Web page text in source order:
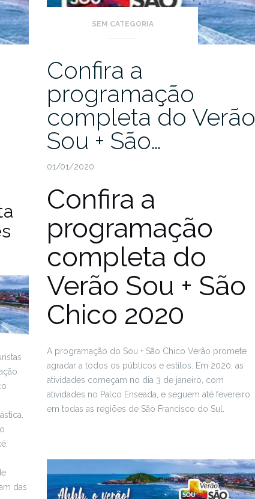
das
SEM CATEGORIA
Confira a
programação
completa do Verão
Sou + São…
01/01/2020
Confira a
programação
completa do
Verão Sou + São
Chico 2020
A programação do Sou + São Chico Verão promete
agradar a todos os públicos e estilos. Em 2020, as
atividades começam no dia 3 de janeiro, com
atividades no Palco Enseada, e seguem até fevereiro
em todas as regiões de São Francisco do Sul.